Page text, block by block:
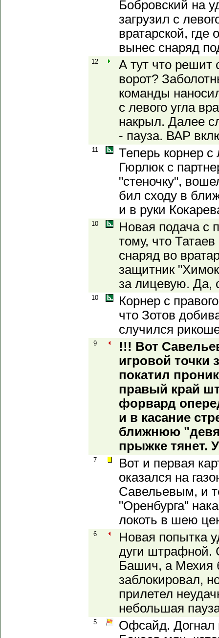
Бобровский на
загрузил с
вратарской, где
вынес снаряд
12
А тут что решит
ворот?
команды
с левого угла
накрыл. Далее
- пауза. ВАР
11
Теперь корнер с
Гюрлюк с
"стеночку",
бил сходу в
и в руки
10
Новая подача с
тому, что
снаряд во
защитник
за лицевую. Да,
10
Корнер с
что Зотов
случился
9
!!! Вот
игровой точки
покатил
правый край
форвард
и в касание
ближнюю
прыжке тянет.
7
Вот и первая
оказался на
Савельевым, и
"Оренбурга"
локоть в шею
6
Новая попытка
дуги штрафной.
Башич, а Мехия
заблокировал,
прилетел
небольшая
5
Офсайд. Догнал